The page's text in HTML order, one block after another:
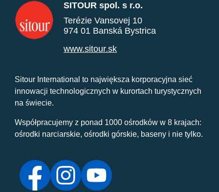
SITOUR spol. s r.o.
Terézie Vansovej 10
974 01 Banská Bystrica
www.sitour.sk
Sitour International to największa korporacyjna sieć
innowacji technologicznych w kurortach turystycznych
na świecie.
Współpracujemy z ponad 1000 ośrodków w 8 krajach:
ośrodki narciarskie, ośrodki górskie, baseny i nie tylko.